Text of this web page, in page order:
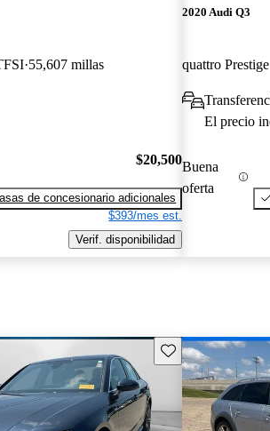
55,607 millas
$20,500
de concesionario adicionales
$393/mes est.
Verif. disponibilidad
2020 Audi Q3
quattro
El precio
Buena
oferta
Guarda este Aviso